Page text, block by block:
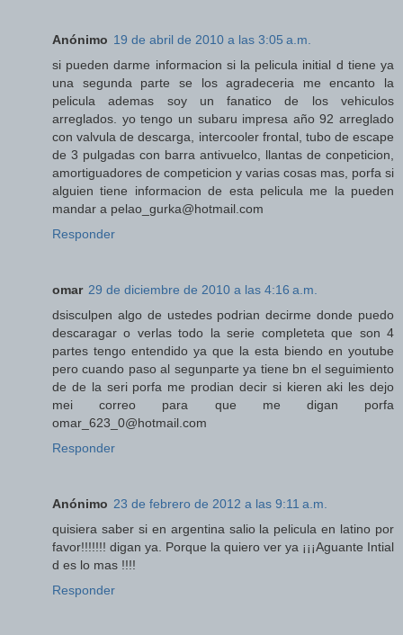
Anónimo 19 de abril de 2010 a las 3:05 a.m.
si pueden darme informacion si la pelicula initial d tiene ya
una segunda parte se los agradeceria me encanto la
pelicula ademas soy un fanatico de los vehiculos
arreglados. yo tengo un subaru impresa año 92 arreglado
con valvula de descarga, intercooler frontal, tubo de escape
de 3 pulgadas con barra antivuelco, llantas de conpeticion,
amortiguadores de competicion y varias cosas mas, porfa si
alguien tiene informacion de esta pelicula me la pueden
mandar a pelao_gurka@hotmail.com
Responder
omar 29 de diciembre de 2010 a las 4:16 a.m.
dsisculpen algo de ustedes podrian decirme donde puedo
descaragar o verlas todo la serie completeta que son 4
partes tengo entendido ya que la esta biendo en youtube
pero cuando paso al segunparte ya tiene bn el seguimiento
de de la seri porfa me prodian decir si kieren aki les dejo
mei correo para que me digan porfa
omar_623_0@hotmail.com
Responder
Anónimo 23 de febrero de 2012 a las 9:11 a.m.
quisiera saber si en argentina salio la pelicula en latino por
favor!!!!!!! digan ya. Porque la quiero ver ya ¡¡¡Aguante Intial
d es lo mas !!!!
Responder